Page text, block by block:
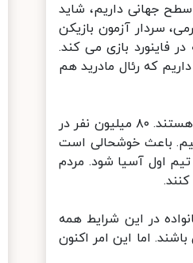
جهانی داریم، شاید
سردار آزمون بازیکن
بازی می کند.
که رئال مادرید هم
او همچنین درباره علاقه مردم ایران به فوتبال گفت: ایرانی ها دیوانه فوتبال هستند. ۸۰ میلیون نفر در
باعث خوشحالی است
و تیم اول آسیا شود. مردم
در این شرایط همه
اما این امر اکنون